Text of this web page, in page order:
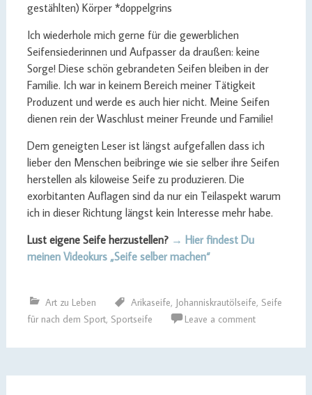
gestählten) Körper *doppelgrins
Ich wiederhole mich gerne für die gewerblichen
Seifensiederinnen und Aufpasser da draußen: keine
Sorge! Diese schön gebrandeten Seifen bleiben in der
Familie. Ich war in keinem Bereich meiner Tätigkeit
Produzent und werde es auch hier nicht. Meine Seifen
dienen rein der Waschlust meiner Freunde und Familie!
Dem geneigten Leser ist längst aufgefallen dass ich
lieber den Menschen beibringe wie sie selber ihre Seifen
herstellen als kiloweise Seife zu produzieren. Die
exorbitanten Auflagen sind da nur ein Teilaspekt warum
ich in dieser Richtung längst kein Interesse mehr habe.
Lust eigene Seife herzustellen? → Hier findest Du
meinen Videokurs „Seife selber machen“
Art zu Leben Arikaseife, Johanniskrautölseife, Seife
für nach dem Sport, Sportseife Leave a comment